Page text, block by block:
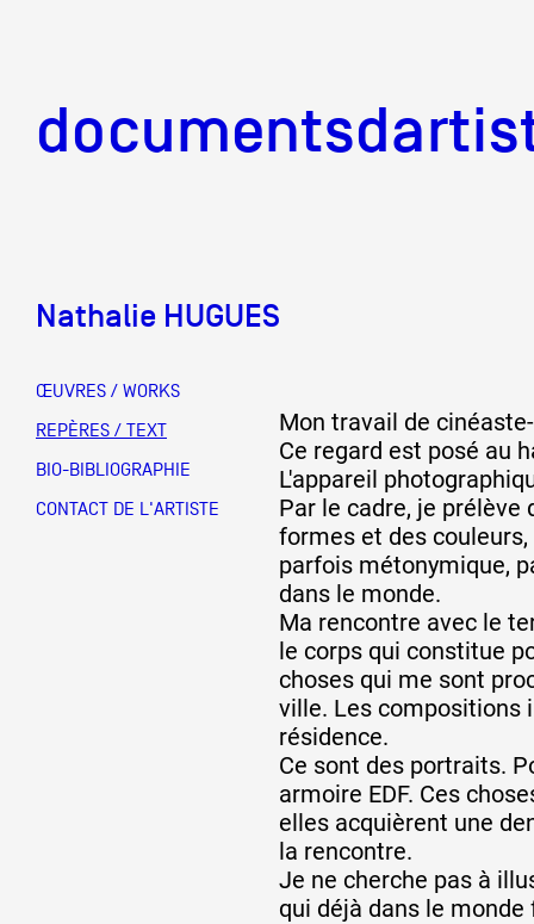
Mission
Équipe
Partenaires
Crédits
Actions
Documentation
Nathalie HUGUES
ŒUVRES / WORKS
REPÈRES / TEXT
BIO-BIBLIOGRAPHIE
CONTACT DE L'ARTISTE
Mon travail de
Ce regard est posé au
L'appareil
Par le cadre, je prélève
formes et des
parfois métonymique,
dans le monde.
Ma rencontre avec le
le corps qui constitue
choses qui me sont
ville. Les compositions
résidence.
Ce sont des portraits.
armoire EDF. Ces
elles acquièrent une
la rencontre.
Je ne cherche pas à
qui déjà dans le